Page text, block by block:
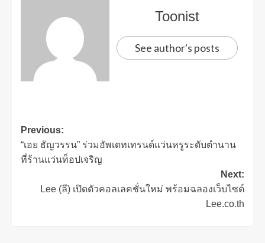
Toonist
See author's posts
Previous:
“เอย ธัญวรรน” ร่วมอัพเดทเทรนด์แว่นหรูระดับตำนาน
ที่ร้านแว่นท็อปเจริญ
Next:
Lee (ลี) เปิดตัวคอลเลคชั่นใหม่​ พร้อมฉลองเว็บไซต์
Lee.co.th